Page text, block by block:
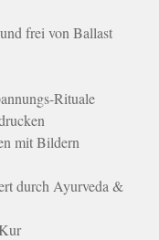
frei von Ballast
Rituale
mit Bildern
durch Ayurveda &